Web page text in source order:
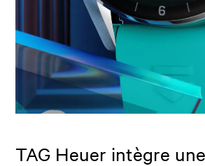
TAG Heuer intègre une